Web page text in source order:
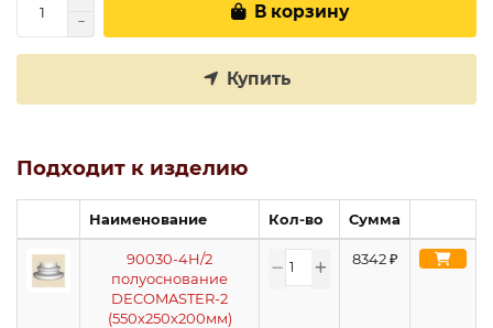
В корзину
Купить
Подходит к изделию
Наименование Кол-во Сумма
90030-4H/2
полуоснование
DECOMASTER-2
(550х250х200мм)
8342₽